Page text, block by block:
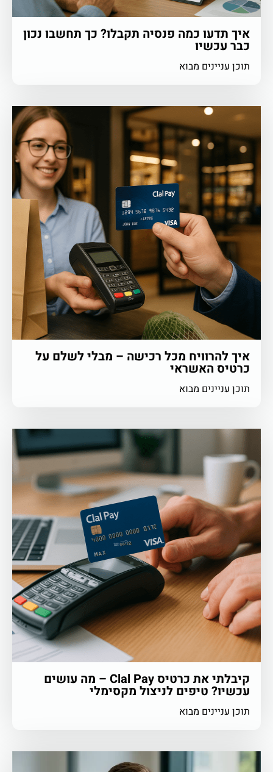
איך תדעו כמה פנסיה תקבלו? כך תחשבו נכון
כבר עכשיו
תוכן עניינים מבוא
איך להרוויח מכל רכישה – מבלי לשלם על
כרטיס האשראי
תוכן עניינים מבוא
קיבלתי את כרטיס Clal Pay – מה עושים
עכשיו? טיפים לניצול מקסימלי
תוכן עניינים מבוא